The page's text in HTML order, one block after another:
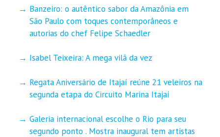
Banzeiro: o autêntico sabor da Amazônia em
São Paulo com toques contemporâneos e
autorias do chef Felipe Schaedler
Isabel Teixeira: A mega vilã da vez
Regata Aniversário de Itajaí reúne 21 veleiros na
segunda etapa do Circuito Marina Itajaí
Galeria internacional escolhe o Rio para seu
segundo ponto . Mostra inaugural tem artistas